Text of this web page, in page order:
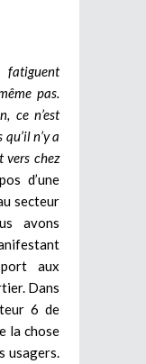
fatiguent
pas.
ce n’est
n’y a
vers chez
d’une
secteur
avons
aux
Dans
6 de
la chose
usagers.